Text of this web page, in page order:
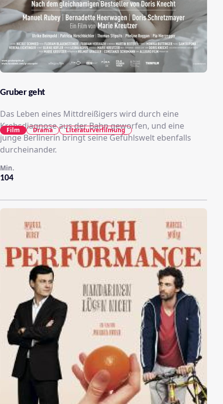
Gruber geht
Das Leben eines Mittdreißigers wird durch eine
Krebsdiagnose aus der Bahn geworfen, und eine
junge Berlinerin bringt seine Gefühlswelt ebenfalls
durcheinander.
104
Min.
Film Drama Literaturverfilmung